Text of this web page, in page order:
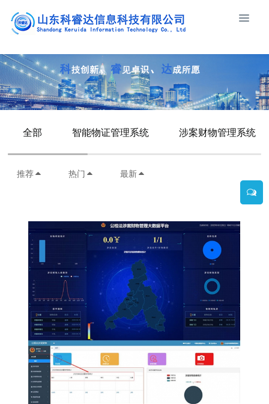
全部 智能物证管理系统 涉案财物管理系统
推荐 热门 最新